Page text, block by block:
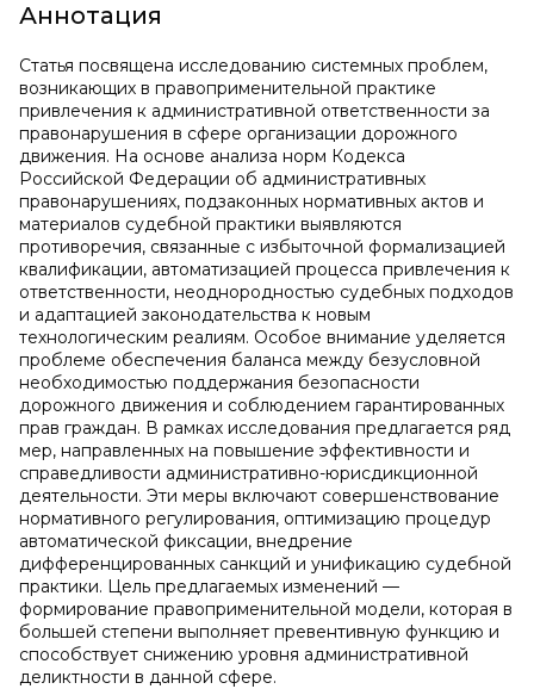
Аннотация
Статья посвящена исследованию системных проблем,
возникающих в правоприменительной практике
привлечения к административной ответственности за
правонарушения в сфере организации дорожного
движения. На основе анализа норм Кодекса
Российской Федерации об административных
правонарушениях, подзаконных нормативных актов и
материалов судебной практики выявляются
противоречия, связанные с избыточной формализацией
квалификации, автоматизацией процесса привлечения к
ответственности, неоднородностью судебных подходов
и адаптацией законодательства к новым
технологическим реалиям. Особое внимание уделяется
проблеме обеспечения баланса между безусловной
необходимостью поддержания безопасности
дорожного движения и соблюдением гарантированных
прав граждан. В рамках исследования предлагается ряд
мер, направленных на повышение эффективности и
справедливости административно-юрисдикционной
деятельности. Эти меры включают совершенствование
нормативного регулирования, оптимизацию процедур
автоматической фиксации, внедрение
дифференцированных санкций и унификацию судебной
практики. Цель предлагаемых изменений —
формирование правоприменительной модели, которая в
большей степени выполняет превентивную функцию и
способствует снижению уровня административной
деликтности в данной сфере.